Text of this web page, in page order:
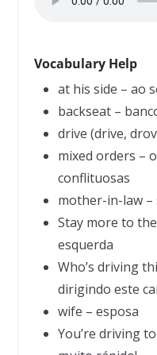
Vocabulary Help
at his side – ao
backseat –
drive (drive,
mixed orders –
conflituosas
mother-in-law –
Stay more to
esquerda
Who’s driving
dirigindo este
wife – esposa
You’re driving